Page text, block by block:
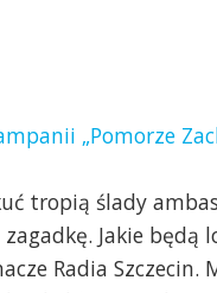
„Pomorze
tropią ślady
Jakie będą
Radia Szczecin.